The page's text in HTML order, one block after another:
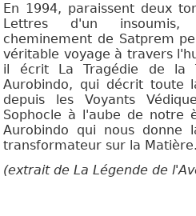
En 1994, paraissent deux
Lettres d'un
cheminement de Satprem
véritable voyage à travers
il écrit La Tragédie de la
Aurobindo, qui décrit toute
depuis les Voyants
Sophocle à l'aube de notre
Aurobindo qui nous donne
transformateur sur la Matière.
(extrait de La Légende de